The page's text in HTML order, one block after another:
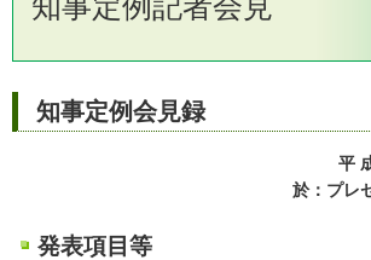
知事定例記者会見
知事定例会見録
平
於：プレ
発表項目等